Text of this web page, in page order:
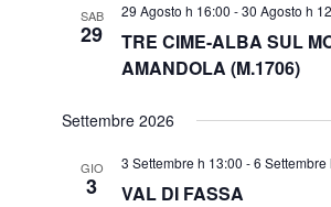
SAB
29
29 Agosto h 16:00 -30 Agosto h
TRE CIME-ALBA SUL
AMANDOLA (M.1706)
Settembre 2026
GIO
3
3 Settembre h 13:00 -6 Settembre
VAL DI FASSA